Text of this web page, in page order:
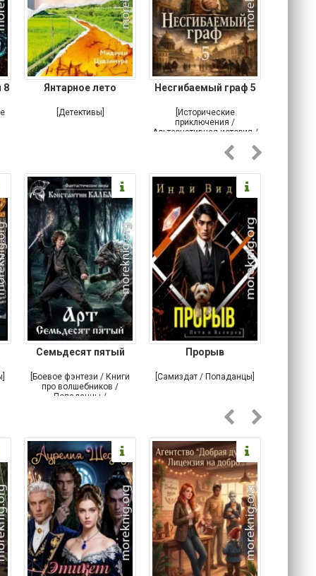
8 Янтарное лето
[Детективы]
Несгибаемый граф 5
[Исторические
приключения /
Альтернативная история /
Семьдесят пятый
[Боевое фэнтези / Книги
про волшебников /
Попаданцы /
Прорыв
[Самиздат / Попаданцы]